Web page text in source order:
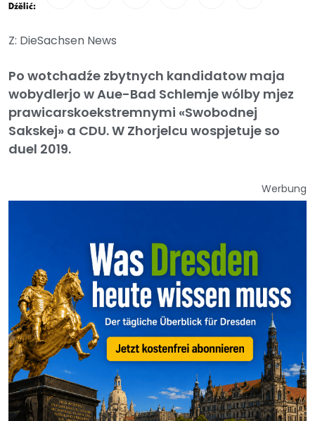
Dźělić:
Z: DieSachsen News
Po wotchadźe zbytnych kandidatow maja
wobydlerjo w Aue-Bad Schlemje wólby mjez
prawicarskoekstremnymi «Swobodnej
Sakskej» a CDU. W Zhorjelcu wospjetuje so
duel 2019.
Werbung